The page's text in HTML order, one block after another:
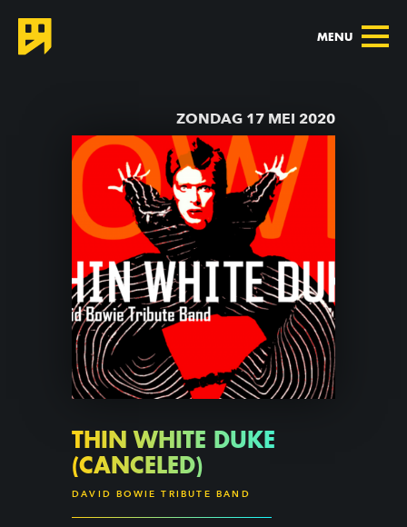
MENU
ZONDAG 17 MEI 2020
THIN WHITE DUKE
(CANCELED)
DAVID BOWIE TRIBUTE BAND